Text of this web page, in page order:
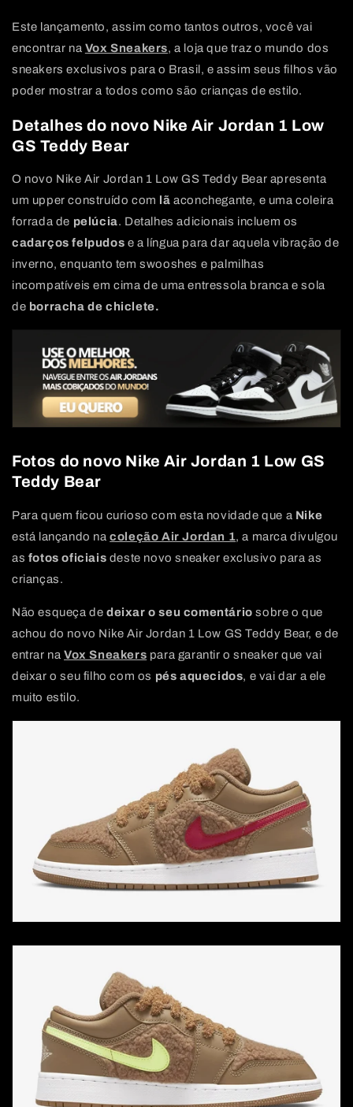
Este lançamento, assim como tantos outros, você vai
encontrar na Vox Sneakers, a loja que traz o mundo dos
sneakers exclusivos para o Brasil, e assim seus filhos vão
poder mostrar a todos como são crianças de estilo.
Detalhes do novo Nike Air Jordan 1 Low
GS Teddy Bear
O novo Nike Air Jordan 1 Low GS Teddy Bear apresenta
um upper construído com lã aconchegante, e uma coleira
forrada de pelúcia. Detalhes adicionais incluem os
cadarços felpudos e a língua para dar aquela vibração de
inverno, enquanto tem swooshes e palmilhas
incompatíveis em cima de uma entressola branca e sola
de borracha de chiclete.
Fotos do novo Nike Air Jordan 1 Low GS
Teddy Bear
Para quem ficou curioso com esta novidade que a Nike
está lançando nacoleção Air Jordan 1, a marca divulgou
as fotos oficiais deste novo sneaker exclusivo para as
crianças.
Não esqueça de deixar o seu comentário sobre o que
achou do novo Nike Air Jordan 1 Low GS Teddy Bear, e de
entrar na Vox Sneakers para garantir o sneaker que vai
deixar o seu filho com os pés aquecidos, e vai dar a ele
muito estilo.